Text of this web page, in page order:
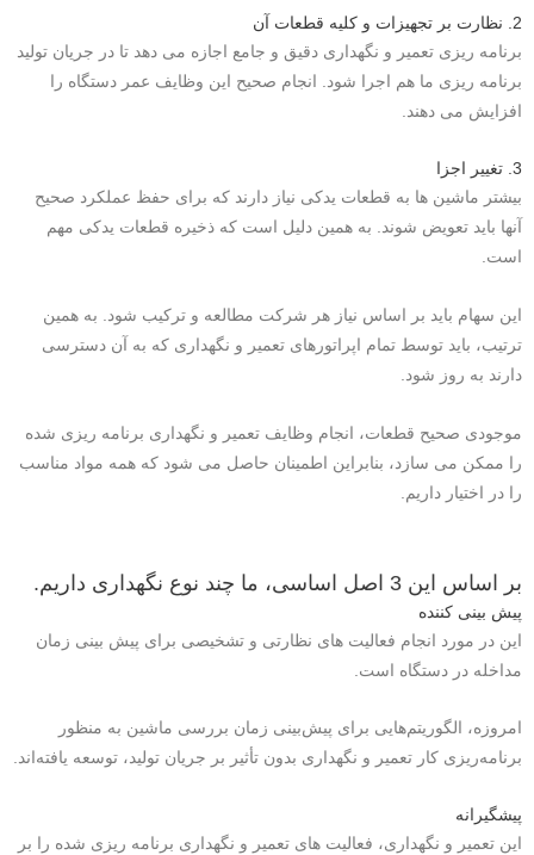
2. نظارت بر تجهیزات و کلیه قطعات آن
برنامه ریزی تعمیر و نگهداری دقیق و جامع اجازه می دهد تا در جریان تولید
برنامه ریزی ما هم اجرا شود. انجام صحیح این وظایف عمر دستگاه را
افزایش می دهند.
3. تغییر اجزا
بیشتر ماشین ها به قطعات یدکی نیاز دارند که برای حفظ عملکرد صحیح
آنها باید تعویض شوند. به همین دلیل است که ذخیره قطعات یدکی مهم
است.
این سهام باید بر اساس نیاز هر شرکت مطالعه و ترکیب شود. به همین
ترتیب، باید توسط تمام اپراتورهای تعمیر و نگهداری که به آن دسترسی
دارند به روز شود.
موجودی صحیح قطعات، انجام وظایف تعمیر و نگهداری برنامه ریزی شده
را ممکن می سازد، بنابراین اطمینان حاصل می شود که همه مواد مناسب
را در اختیار داریم.
بر اساس این 3 اصل اساسی، ما چند نوع نگهداری داریم.
پیش بینی کننده
این در مورد انجام فعالیت های نظارتی و تشخیصی برای پیش بینی زمان
مداخله در دستگاه است.
امروزه، الگوریتم‌هایی برای پیش‌بینی زمان بررسی ماشین به منظور
برنامه‌ریزی کار تعمیر و نگهداری بدون تأثیر بر جریان تولید، توسعه یافته‌اند.
پیشگیرانه
این تعمیر و نگهداری، فعالیت های تعمیر و نگهداری برنامه ریزی شده را بر